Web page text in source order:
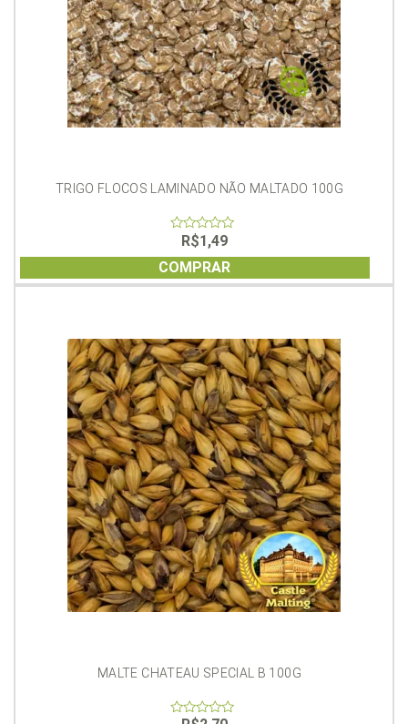
TRIGO FLOCOS LAMINADO NÃO MALTADO 100G
of
5
R$1,49
COMPRAR
MALTE CHATEAU SPECIAL B 100G